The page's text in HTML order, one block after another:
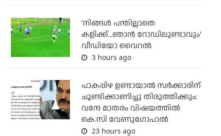
'നിങ്ങള്‍ പന്തില്ലാതെ
കളിക്ക്...ഞാന്‍ റോഡിലുണ്ടാവും'
വീഡിയോ വൈറല്‍
3 hours ago
പാകപ്പിഴ ഉണ്ടായാല്‍ സര്‍ക്കാരിന്
ചൂണ്ടിക്കാണിച്ചു തിരുത്തിക്കും:
വന്ദേ മാതരം വിഷയത്തില്‍
കെ.സി വേണുഗോപാല്‍
23 hours ago